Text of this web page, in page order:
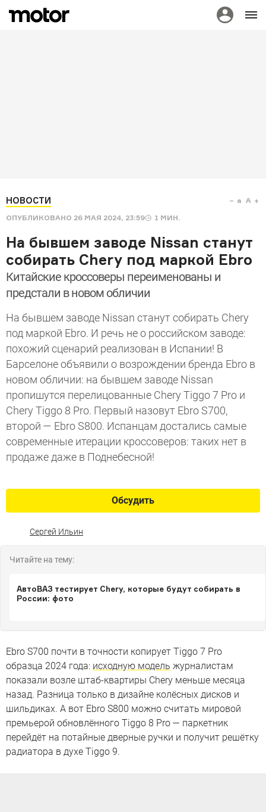
НОВОСТИ
ОПУБЛИКОВАНО 26 МАЯ 2024, 23:59 1 МИН.
a A
На бывшем заводе Nissan станут
собирать Chery под маркой Ebro
Китайские кроссоверы переименованы и
предстали в новом обличии
На бывшем заводе Nissan станут собирать Chery
под маркой Ebro. И речь не о российском заводе:
похожий сценарий реализован в Испании! В
Барселоне объявили о возрождении бренда Ebro в
новом обличии: на бывшем заводе Nissan
пропишутся перелицованные Chery Tiggo 7 Pro и
Chery Tiggo 8 Pro. Первый назовут Ebro S700,
второй — Ebro S800. Испанцам достались самые
современные итерации кроссоверов: таких нет в
продаже даже в Поднебесной!
Обсудить
Сергей Ильин
Читайте на тему:
АвтоВАЗ тестирует Chery, которые будут собирать в
России: фото
Ebro S700 почти в точности копирует Tiggo 7 Pro
образца 2024 года: исходную модель журналистам
показали возле штаб-квартиры Chery меньше месяца
назад. Разница только в дизайне колёсных дисков и
шильдиках. А вот Ebro S800 можно считать мировой
премьерой обновлённого Tiggo 8 Pro — паркетник
перейдёт на потайные дверные ручки и получит решётку
радиатора в духе Tiggo 9.